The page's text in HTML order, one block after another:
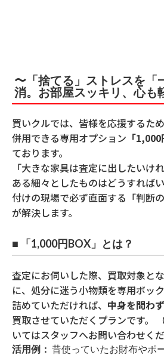
〜「捨てる」ストレスを「
消。お部屋スッキリ、心も
買いクルでは、皆様を応援するた
併用できる専用オプション 「1,000
ております。
「大きな家具は査定に出したいけ
ある細々としたものはどうすれば
付けの現場で必ず直面する「判断
が解決します。
■ 「1,000円BOX」とは？
査定にお伺いした際、買取対象と
に、処分に迷う小物類を専用ボッ
詰めていただければ、 中身を問わ
買取させていただくプランです。
いてはスタッフへお問い合わせくだ
活用例： 昔使っていたお財布やポ